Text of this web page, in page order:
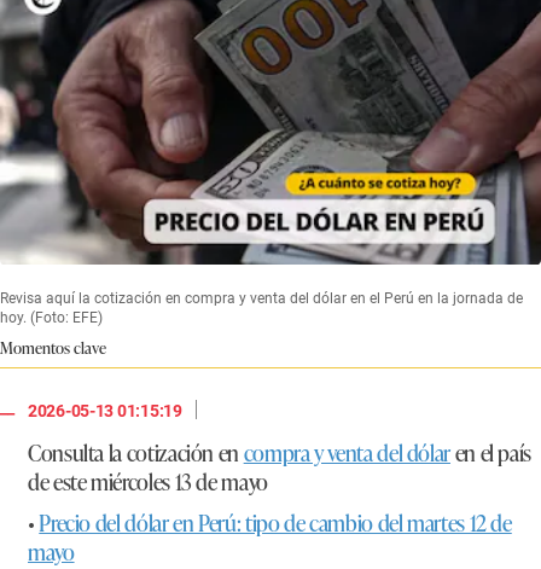
Revisa aquí la cotización en compra y venta del dólar en el Perú en la jornada de
hoy. (Foto: EFE)
Momentos clave
2026-05-13 01:15:19
|
Consulta la cotización encompra y venta del dólaren el país
de este miércoles 13 de mayo
•Precio del dólar en Perú: tipo de cambio del martes 12 de
mayo